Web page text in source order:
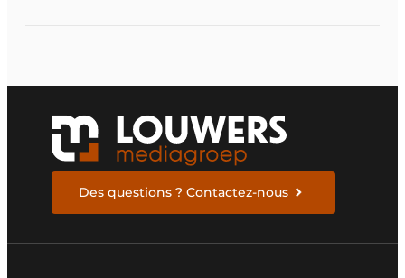
Des questions ? Contactez-nous